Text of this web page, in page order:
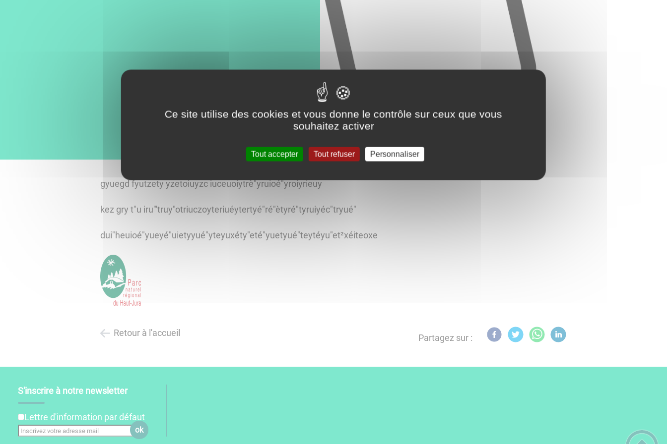
gyuegd fyutzety yzetoiuyzc iuceuoiytrè"yruioé"yroiyrieuy
kez gry t"u iru"'truy"otriuczoyteriuéytertyé"ré"ètyré"tyruiyéc"tryué"
dui"heuioé"yueyé"uietyyué"yteyuxéty"eté"yuetyué"teytéyu"et²xéiteoxe
Retour à l'accueil Partagez sur :
S'inscrire à notre newsletter
Lettre d'information par défaut
ok
Ce site utilise des cookies et vous donne le contrôle sur ceux que vous
souhaitez activer
Tout accepter Tout refuser Personnaliser